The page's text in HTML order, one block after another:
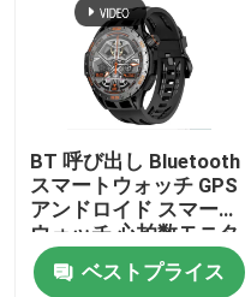
防水女性のSmartwatch
4Gスマートウォッチ
BT 呼び出し Bluetooth
スマートウォッチ GPS
アンドロイド スマート
ウォッチ 心拍数モニタ
ー
ベストプライス